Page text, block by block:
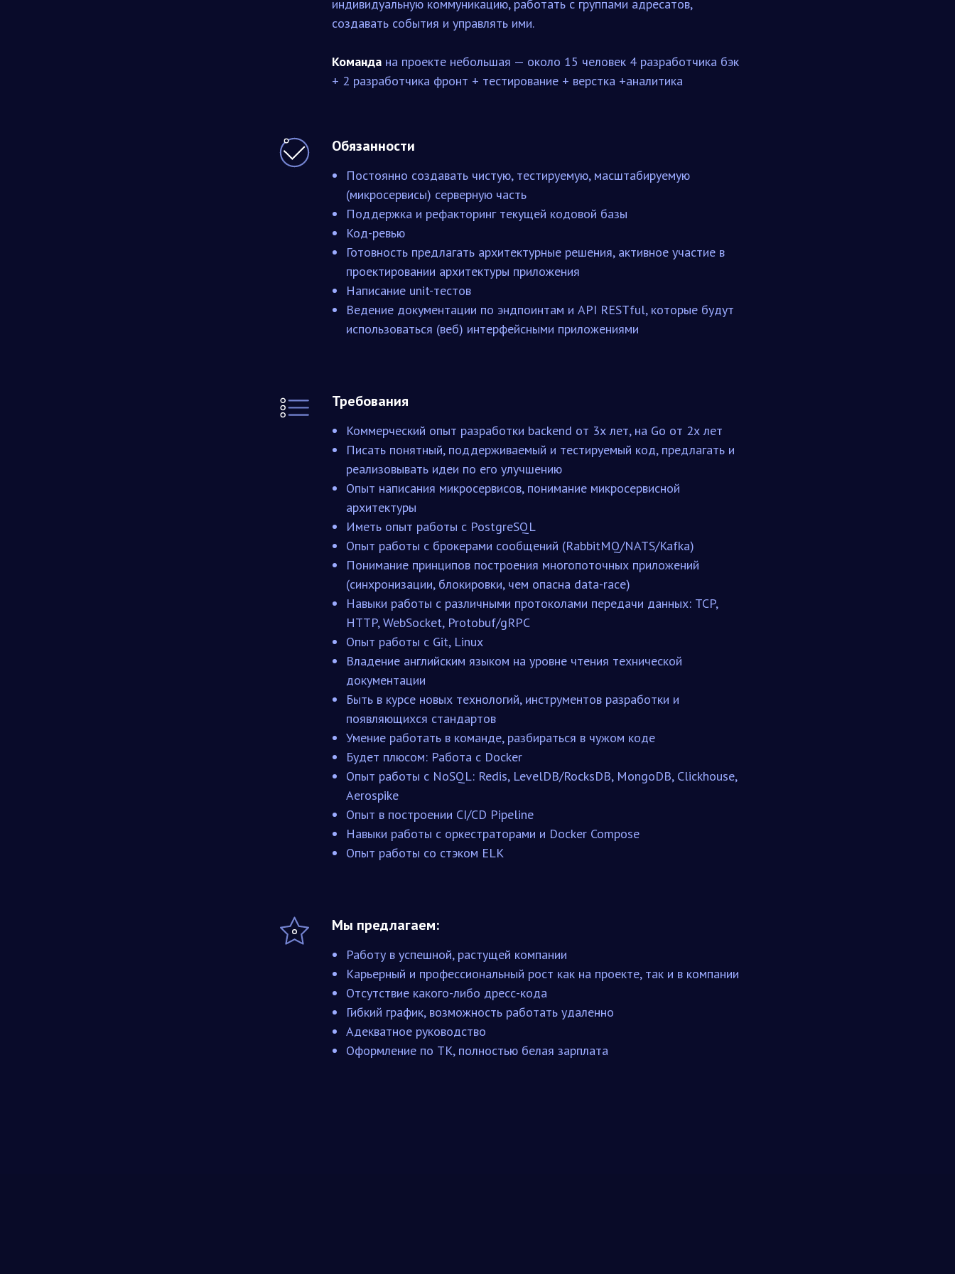
индивидуальную коммуникацию, работать с группами адресатов,
создавать события и управлять ими.
Команда на проекте небольшая — около 15 человек 4 разработчика бэк
+ 2 разработчика фронт + тестирование + верстка +аналитика
Обязанности
Постоянно создавать чистую, тестируемую, масштабируемую
(микросервисы) серверную часть
Поддержка и рефакторинг текущей кодовой базы
Код-ревью
Готовность предлагать архитектурные решения, активное участие в
проектировании архитектуры приложения
Написание unit-тестов
Ведение документации по эндпоинтам и API RESTful, которые будут
использоваться (веб) интерфейсными приложениями
Требования
Коммерческий опыт разработки backend от 3х лет, на Go от 2х лет
Писать понятный, поддерживаемый и тестируемый код, предлагать и
реализовывать идеи по его улучшению
Опыт написания микросервисов, понимание микросервисной
архитектуры
Иметь опыт работы с PostgreSQL
Опыт работы с брокерами сообщений (RabbitMQ/NATS/Kafka)
Понимание принципов построения многопоточных приложений
(синхронизации, блокировки, чем опасна data-race)
Навыки работы с различными протоколами передачи данных: TCP,
HTTP, WebSocket, Protobuf/gRPC
Опыт работы с Git, Linux
Владение английским языком на уровне чтения технической
документации
Быть в курсе новых технологий, инструментов разработки и
появляющихся стандартов
Умение работать в команде, разбираться в чужом коде
Будет плюсом: Работа с Docker
Опыт работы с NoSQL: Redis, LevelDB/RocksDB, MongoDB, Clickhouse,
Aerospike
Опыт в построении CI/CD Pipeline
Навыки работы c оркестраторами и Docker Compose
Опыт работы со стэком ELK
Мы предлагаем:
Работу в успешной, растущей компании
Карьерный и профессиональный рост как на проекте, так и в компании
Отсутствие какого-либо дресс-кода
Гибкий график, возможность работать удаленно
Адекватное руководство
Оформление по ТК, полностью белая зарплата